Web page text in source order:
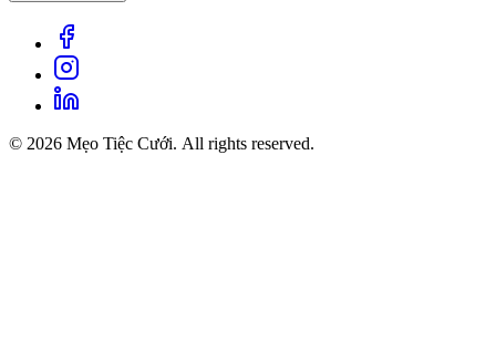
© 2026 Mẹo Tiệc Cưới. All rights reserved.